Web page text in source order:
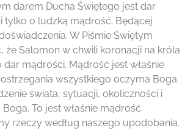
darem Ducha Świętego jest dar
tylko o ludzką mądrość. Będącej
W Piśmie Świętym
że Salomon w chwili koronacji na króla
dar mądrości. Mądrość jest właśnie
wszystkiego oczyma Boga.
świata, sytuacji, okoliczności i
To jest właśnie mądrość.
rzeczy według naszego upodobania.